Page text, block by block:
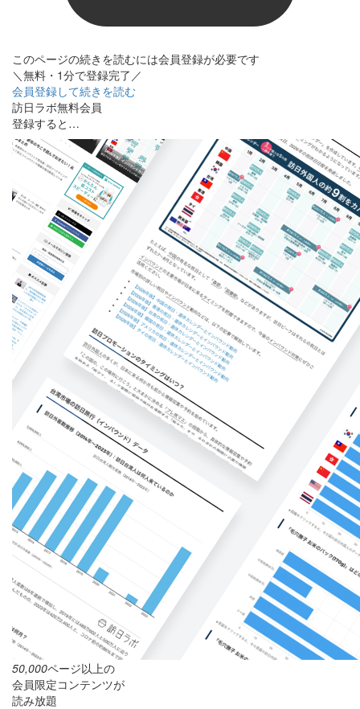
このページの続きを読むには会員登録が必要です
＼無料・1分で登録完了／
会員登録して続きを読む
訪日ラボ無料会員
登録すると…
50,000ページ以上の
会員限定コンテンツが
読み放題